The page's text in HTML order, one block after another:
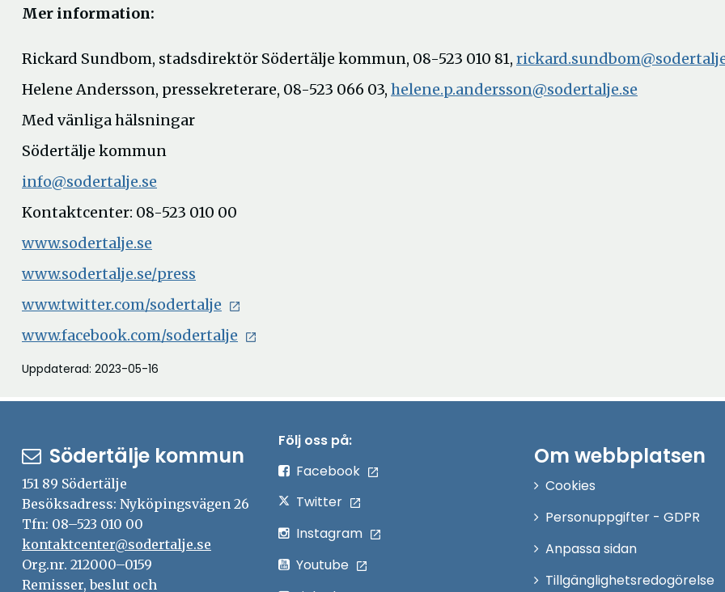
Mer information:
Rickard Sundbom, stadsdirektör Södertälje kommun, 08-523 010 81,
Helene Andersson, pressekreterare, 08-523 066 03, helene.p.andersson@sodertalje.se
Med vänliga hälsningar
Södertälje kommun
info@sodertalje.se
Kontaktcenter: 08-523 010 00
www.sodertalje.se
www.sodertalje.se/press
www.twitter.com/sodertalje
www.facebook.com/sodertalje
Uppdaterad: 2023-05-16
Södertälje kommun
151 89 Södertälje
Besöksadress: Nyköpingsvägen 26
Tfn: 08–523 010 00
kontaktcenter@sodertalje.se
Org.nr. 212000–0159
Remisser, beslut och
Följ oss på:
Facebook
Twitter
Instagram
Youtube
Om webbplatsen
Cookies
Personuppgifter - GDPR
Anpassa sidan
Tillgänglighetsredogörelse